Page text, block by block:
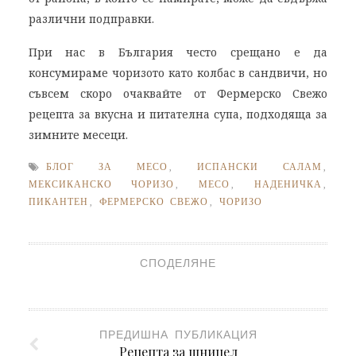
различни подправки.
При нас в България често срещано е да
консумираме чоризото като колбас в сандвичи, но
съвсем скоро очаквайте от Фермерско Свежо
рецепта за вкусна и питателна супа, подходяща за
зимните месеци.
БЛОГ ЗА МЕСО ,ИСПАНСКИ САЛАМ
МЕКСИКАНСКО ЧОРИЗО ,МЕСО ,НАДЕНИЧКА
ПИКАНТЕН
ФЕРМЕРСКО СВЕЖО ЧОРИЗО
СПОДЕЛЯНЕ
ПРЕДИШНА ПУБЛИКАЦИЯ
Рецепта за шницел